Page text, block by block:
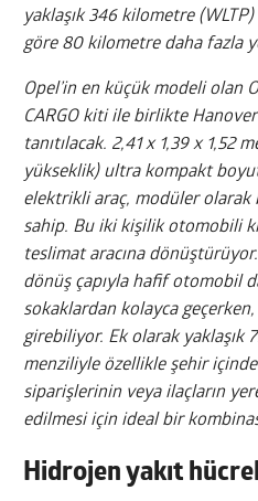
yaklaşık 346 kilometre
göre 80 kilometre daha fazla
Opel’in en küçük modeli olan
CARGO kiti ile birlikte
tanıtılacak. 2,41 x 1,39 x 1,52
yükseklik) ultra kompakt
elektrikli araç, modüler olarak
sahip. Bu iki kişilik otomobili
teslimat aracına
dönüş çapıyla hafif otomobil
sokaklardan kolayca
girebiliyor. Ek olarak yaklaşık
menziliyle özellikle şehir
siparişlerinin veya ilaçların
edilmesi için ideal bir
Hidrojen yakıt